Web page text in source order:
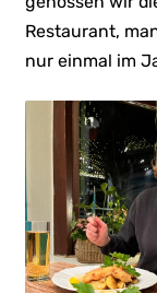
Restaurant,
nur einmal im